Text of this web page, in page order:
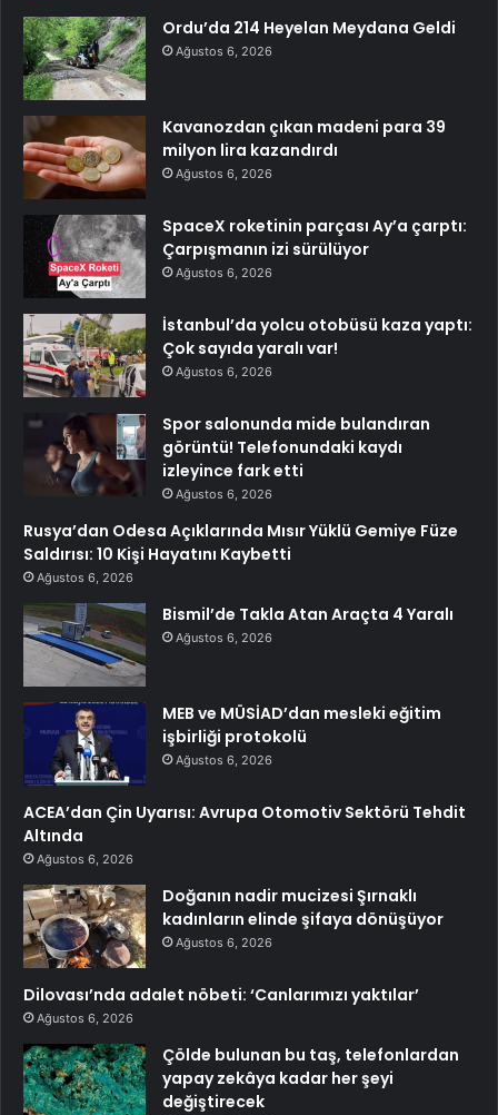
Ordu’da 214 Heyelan Meydana Geldi
Ağustos 6, 2026
Kavanozdan çıkan madeni para 39
milyon lira kazandırdı
Ağustos 6, 2026
SpaceX roketinin parçası Ay’a çarptı:
Çarpışmanın izi sürülüyor
Ağustos 6, 2026
İstanbul’da yolcu otobüsü kaza yaptı:
Çok sayıda yaralı var!
Ağustos 6, 2026
Spor salonunda mide bulandıran
görüntü! Telefonundaki kaydı
izleyince fark etti
Ağustos 6, 2026
Rusya’dan Odesa Açıklarında Mısır Yüklü Gemiye Füze
Saldırısı: 10 Kişi Hayatını Kaybetti
Ağustos 6, 2026
Bismil’de Takla Atan Araçta 4 Yaralı
Ağustos 6, 2026
MEB ve MÜSİAD’dan mesleki eğitim
işbirliği protokolü
Ağustos 6, 2026
ACEA’dan Çin Uyarısı: Avrupa Otomotiv Sektörü Tehdit
Altında
Ağustos 6, 2026
Doğanın nadir mucizesi Şırnaklı
kadınların elinde şifaya dönüşüyor
Ağustos 6, 2026
Dilovası’nda adalet nöbeti: ‘Canlarımızı yaktılar’
Ağustos 6, 2026
Çölde bulunan bu taş, telefonlardan
yapay zekâya kadar her şeyi
değiştirecek